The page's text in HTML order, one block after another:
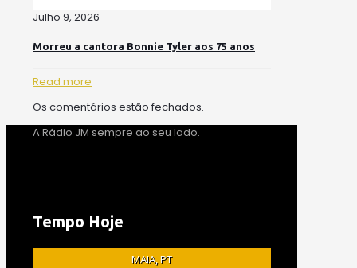
Julho 9, 2026
Morreu a cantora Bonnie Tyler aos 75 anos
Read more
Os comentários estão fechados.
A Rádio JM sempre ao seu lado.
Tempo Hoje
MAIA, PT